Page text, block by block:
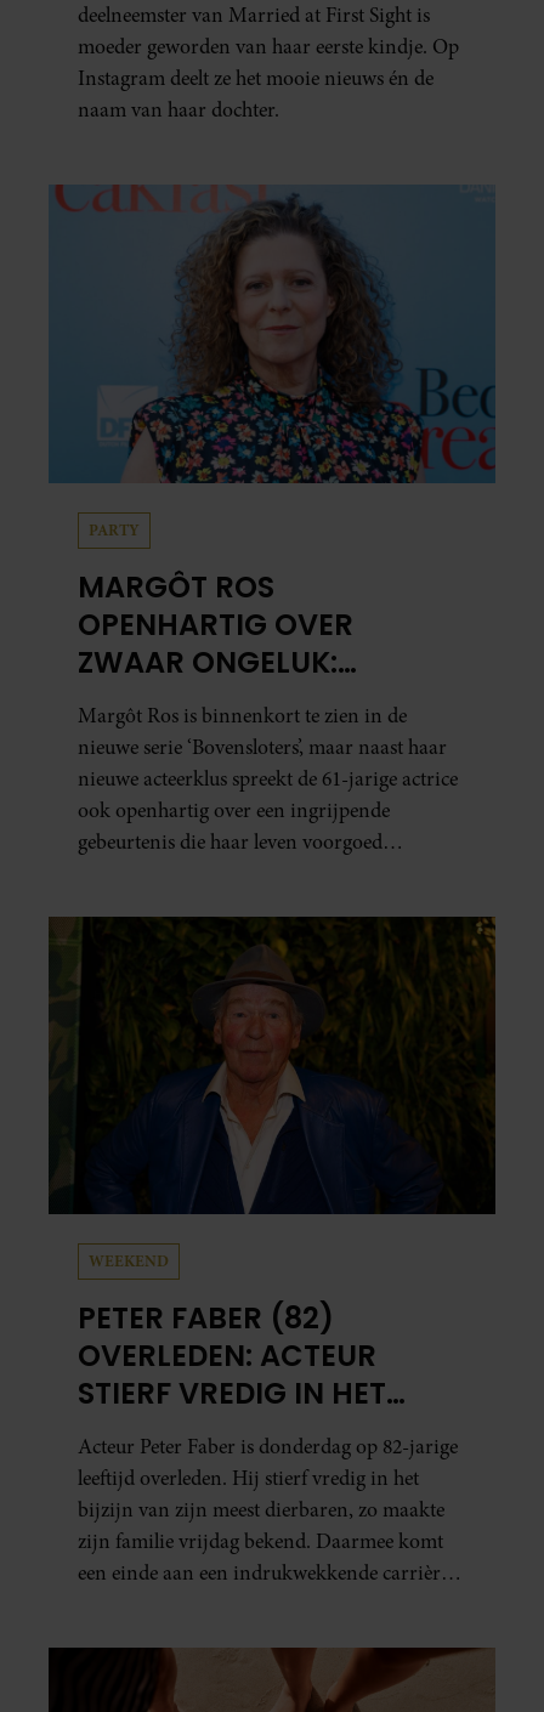
deelneemster van Married at First Sight is
moeder geworden van haar eerste kindje. Op
Instagram deelt ze het mooie nieuws én de
naam van haar dochter.
PARTY
MARGÔT ROS
OPENHARTIG OVER
ZWAAR ONGELUK:
“SINDSDIEN ZORG IK EXTRA
GOED VOOR MIJN BREIN”
Margôt Ros is binnenkort te zien in de
nieuwe serie ‘Bovensloters’, maar naast haar
nieuwe acteerklus spreekt de 61-jarige actrice
ook openhartig over een ingrijpende
gebeurtenis die haar leven voorgoed
een ernstig ongeluk haar dwong anders naar
zichzelf en haar gezondheid te kijken. “Mijn
leven steekt nu anders in elkaar”, zegt ze.
WEEKEND
PETER FABER (82)
OVERLEDEN: ACTEUR
STIERF VREDIG IN HET
BIJZIJN VAN ZIJN MEEST
DIERBAREN
Acteur Peter Faber is donderdag op 82-jarige
leeftijd overleden. Hij stierf vredig in het
bijzijn van zijn meest dierbaren, zo maakte
zijn familie vrijdag bekend. Daarmee komt
een einde aan een indrukwekkende carrière